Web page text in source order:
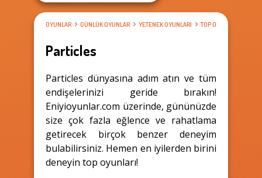
OYUNLAR GÜNLÜK OYUNLAR YETENEK OYUNLARI TOP OYUNLARI
Particles
Particles dünyasına adım atın ve tüm
endişelerinizi geride bırakın!
Eniyioyunlar.com üzerinde, gününüzde
size çok fazla eğlence ve rahatlama
getirecek birçok benzer deneyim
bulabilirsiniz. Hemen en iyilerden birini
deneyin top oyunları!